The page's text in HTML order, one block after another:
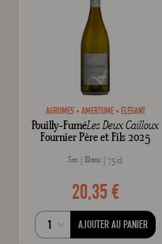
AGRUMES AMERTUME ÉLÉGANT
Pouilly-FuméLes Deux Cailloux
Fournier Père et Fils 2025
Sec Blanc 75 cl
20,35 €
AJOUTER AU PANIER